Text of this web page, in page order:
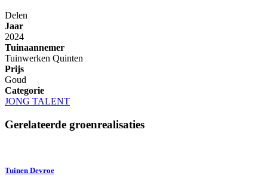
Delen
Jaar
2024
Tuinaannemer
Tuinwerken Quinten
Prijs
Goud
Categorie
JONG TALENT
Gerelateerde groenrealisaties
Tuinen Devroe